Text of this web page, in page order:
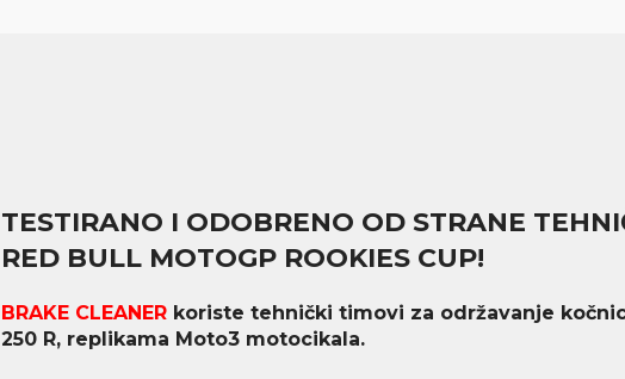
TESTIRANO I ODOBRENO OD STRANE
RED BULL MOTOGP ROOKIES CUP!
BRAKE CLEANER koriste tehnički timovi za održavanje
250 R, replikama Moto3 motocikala.